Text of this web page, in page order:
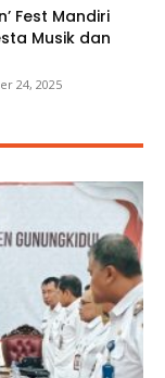
Fest Mandiri
Musik dan
24, 2025